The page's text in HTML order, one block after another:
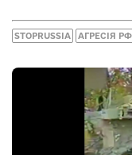
STOPRUSSIA АГРЕСІЯ РФ